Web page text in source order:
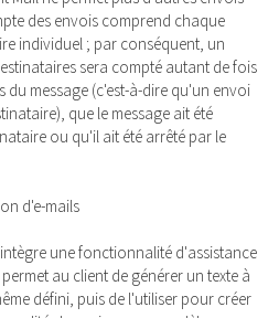
des envois comprend chaque
individuel ; par conséquent, un
sera compté autant de fois
du message (c'est-à-dire qu'un envoi
que le message ait été
ou qu'il ait été arrêté par le
d'e-mails
une fonctionnalité d'assistance
au client de générer un texte à
défini, puis de l'utiliser pour créer